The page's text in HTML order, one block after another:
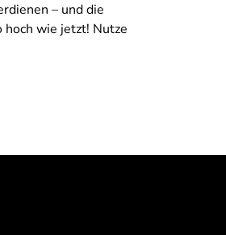
– und die
hoch wie jetzt! Nutze